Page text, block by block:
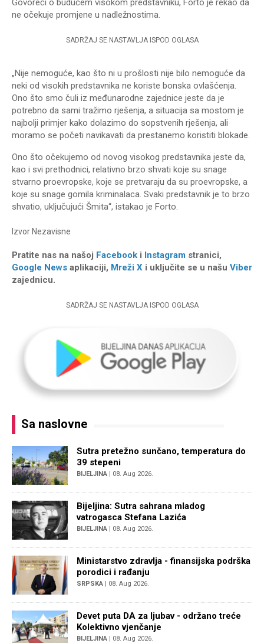
Govoreći o budućem visokom predstavniku, Forto je rekao da
ne očekuje promjene u nadležnostima.
SADRŽAJ SE NASTAVLJA ISPOD OGLASA
„Nije nemoguće, kao što ni u prošlosti nije bilo nemoguće da
neki od visokih predstavnika ne koriste bonska ovlašćenja.
Ono što smo čuli iz međunarodne zajednice jeste da je
potrebno da sami tražimo rješenja, a situacija sa mostom je
najbolji primjer kako dolazimo do sopstvenih rješenja, ali
moramo se početi navikavati da prestanemo koristiti blokade.
Ono što očekujemo od novog visokog predstavnika jeste da,
kao i svi prethodnici, relativno brzo shvati koje su snage
stvarno proevropske, koje se pretvaraju da su proevropske, a
koje su snage gomila kriminalaca. Svaki predstavnik je to brzo
shvatio, uključujući Šmita“, istakao je Forto.
Izvor Nezavisne
Pratite nas na našoj Facebook i Instagram stranici,
Google News aplikaciji, Mreži X i uključite se u našu Viber
zajednicu.
SADRŽAJ SE NASTAVLJA ISPOD OGLASA
Sa naslovne
Sutra pretežno sunčano, temperatura do
39 stepeni
BIJELJINA | 08. Aug 2026.
Bijeljina: Sutra sahrana mladog
vatrogasca Stefana Lazića
BIJELJINA | 08. Aug 2026.
Ministarstvo zdravlja - finansijska podrška
porodici i rađanju
SRPSKA | 08. Aug 2026.
Devet puta DA za ljubav - održano treće
Kolektivno vjenčanje
BIJELJINA | 08. Aug 2026.